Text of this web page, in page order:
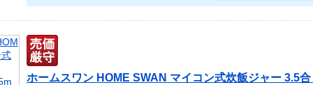
ホームスワン HOME SWAN マイコン式炊飯ジャー 3.5